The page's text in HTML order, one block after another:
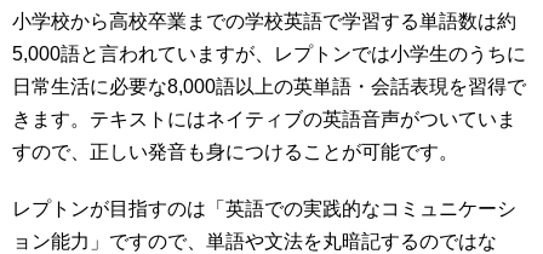
小学校から高校卒業までの学校英語で学習する単語数は約
5,000語と言われていますが、レプトンでは小学生のうちに
日常生活に必要な8,000語以上の英単語・会話表現を習得で
きます。テキストにはネイティブの英語音声がついていま
すので、正しい発音も身につけることが可能です。
レプトンが目指すのは「英語での実践的なコミュニケーシ
ョン能力」 ですので、単語や文法を丸暗記するのではな